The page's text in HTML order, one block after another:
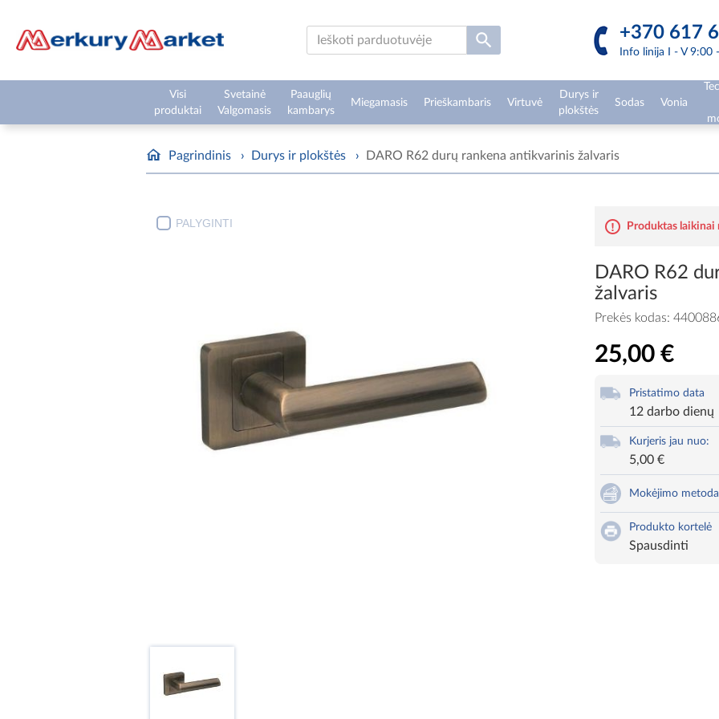
+370 617
Info linija I - V 9:00
Visi
produktai
Svetainė
Valgomasis
Paauglių
kambarys
Miegamasis Prieškambaris Virtuvė
Durys ir
plokštės
Sodas Vonia
Pagrindinis › Durys ir plokštės › DARO R62 durų rankena antikvarinis žalvaris
PALYGINTI Produktas laikinai
DARO R62
žalvaris
Prekės kodas:
25,00 €
Pristatimo data
12 darbo dienų
Kurjeris jau nuo:
5,00 €
Mokėjimo
Produkto kortelė
Spausdinti